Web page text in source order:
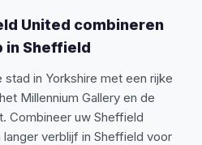
United combineren
in Sheffield
in Yorkshire met een rijke
Millennium Gallery en de
Combineer uw Sheffield
verblijf in Sheffield voor